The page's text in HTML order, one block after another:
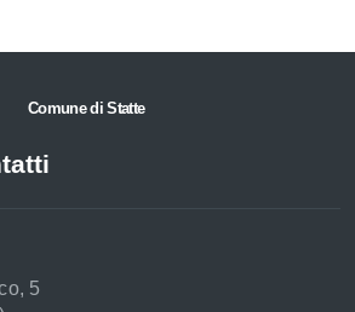
Comune di Statte
5